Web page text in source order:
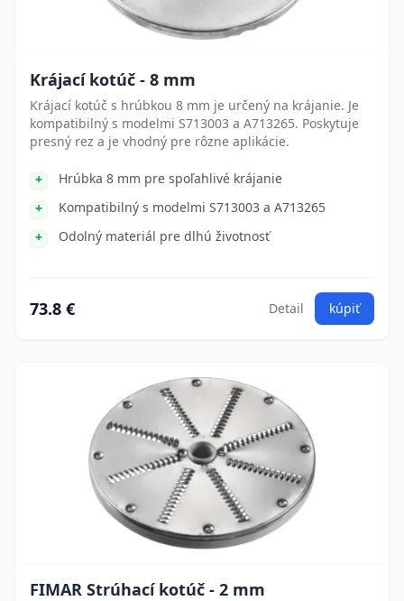
Krájací kotúč - 8 mm
Krájací kotúč s hrúbkou 8 mm je určený na krájanie. Je
kompatibilný s modelmi S713003 a A713265. Poskytuje
presný rez a je vhodný pre rôzne aplikácie.
Hrúbka 8 mm pre spoľahlivé krájanie
Kompatibilný s modelmi S713003 a A713265
Odolný materiál pre dlhú životnosť
73.8 € Detail kúpiť
FIMAR Strúhací kotúč - 2 mm